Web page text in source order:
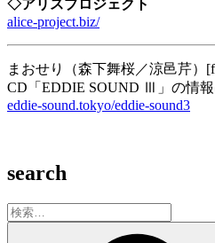
◇アリスプロジェクト
alice-project.biz/
まおせり（森下舞桜／涼邑芹）
CD「EDDIE SOUND Ⅲ」の情報
eddie-sound.tokyo/eddie-sound3
search
検
索: